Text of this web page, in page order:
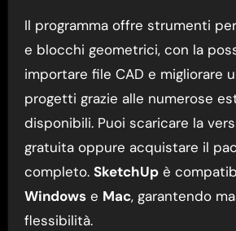
Il programma offre strumenti
e blocchi geometrici, con la
importare file CAD e migliorare
progetti grazie alle numerose
disponibili. Puoi scaricare la
gratuita oppure acquistare il
completo. SketchUpè
Windowse Mac, garantendo
flessibilità.